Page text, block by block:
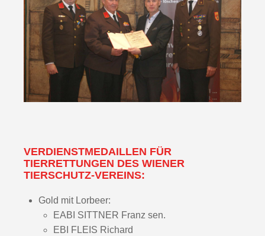
VERDIENSTMEDAILLEN FÜR
TIERRETTUNGEN DES WIENER
TIERSCHUTZ-VEREINS:
Gold mit Lorbeer:
EABI SITTNER Franz sen.
EBI FLEIS Richard